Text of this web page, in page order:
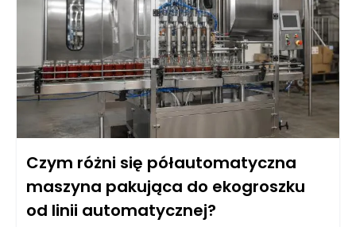
Czym różni się półautomatyczna
maszyna pakująca do ekogroszku
od linii automatycznej?